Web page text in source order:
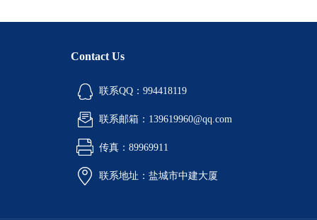
Contact Us
联系QQ：994418119
联系邮箱：139619960@qq.com
传真：89969911
联系地址：盐城市中建大厦